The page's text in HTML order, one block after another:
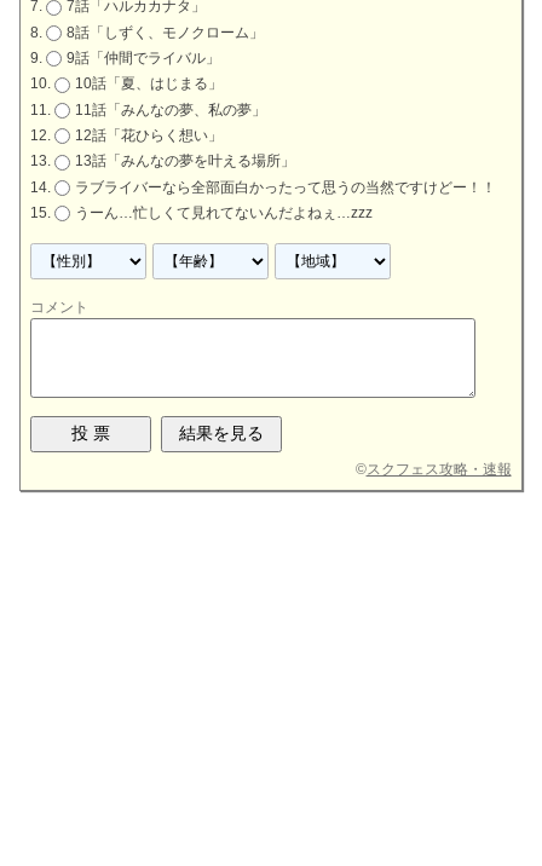
7話「ハルカカナタ」
8話「しずく、モノクローム」
9話「仲間でライバル」
10話「夏、はじまる」
11話「みんなの夢、私の夢」
12話「花ひらく想い」
13話「みんなの夢を叶える場所」
ラブライバーなら全部面白かったって思うの当然ですけどー！！
うーん…忙しくて見れてないんだよねぇ…zzz
コメント
©スクフェス攻略・速報